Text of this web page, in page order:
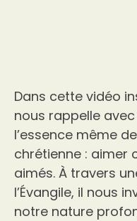
Dans cette vidéo
nous rappelle
l’essence même
chrétienne : aimer
aimés. À travers
l’Évangile, il nous
notre nature